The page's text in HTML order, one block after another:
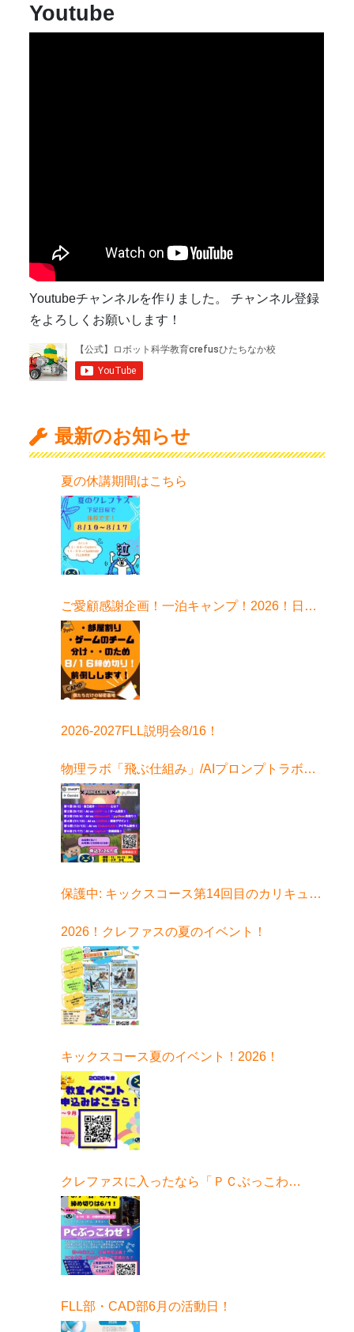
Youtube
Youtubeチャンネルを作りました。 チャンネル登録
をよろしくお願いします！
最新のお知らせ
夏の休講期間はこちら
ご愛顧感謝企画！一泊キャンプ！2026！日程
はこちら！
2026-2027FLL説明会8/16！
物理ラボ「飛ぶ仕組み」/AIプロンプトラボ始
まる！
保護中: キックスコース第14回目のカリキュラ
2026！クレファスの夏のイベント！
キックスコース夏のイベント！2026！
クレファスに入ったなら「ＰＣぶっこわ
せ！」6月開催！
FLL部・CAD部6月の活動日！